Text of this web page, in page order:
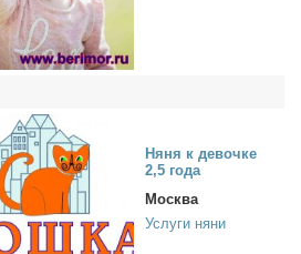
Ня­ня к де­воч­ке
2,5 го­да
Москва
Услуги няни